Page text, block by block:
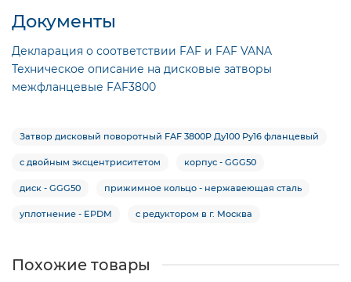
Документы
Декларация о соответствии FAF и FAF VANA
Техническое описание на дисковые затворы
межфланцевые FAF3800
Затвор дисковый поворотный FAF 3800P Ду100 Ру16 фланцевый
с двойным эксцентриситетом корпус - GGG50
диск - GGG50 прижимное кольцо - нержавеющая сталь
уплотнение - EPDM с редуктором в г. Москва
Похожие товары